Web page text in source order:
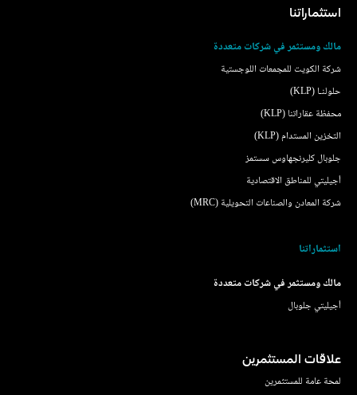
استثماراتنا
مالك ومستثمر في شركات متعددة
شركة الكويت للمجمعات اللوجستية
حلولنـا (KLP)
محفظة عقاراتنا (KLP)
التخزين المستدام (KLP)
جلوبال كليرنجهاوس سستمز
أجيليتي للمناطق الاقتصادية
شركة المعادن والصناعات التحويلية (MRC)
استثماراتنا
مالك ومستثمر في شركات متعددة
أجيليتي جلوبال
علاقات المستثمرين
لمحة عامة للمستثمرين